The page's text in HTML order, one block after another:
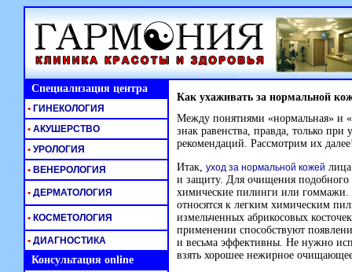
Специализация центра Как ухаживать за нормальной
Между понятиями «нормальная» и
знак равенства, правда, только
рекомендаций. Рассмотрим их
Итак, уход за нормальной кожей
и защиту. Для очищения подобного
химические пилинги или гоммажи.
относятся к легким химическим
измельченных абрикосовых
применении способствуют
и весьма эффективны. Не нужно
взять хорошее нежирное
• ГИНЕКОЛОГИЯ
• АКУШЕРСТВО
• УРОЛОГИЯ
• ВЕНЕРОЛОГИЯ
• ДЕРМАТОЛОГИЯ
• КОСМЕТОЛОГИЯ
• ДИАГНОСТИКА
Консультация online